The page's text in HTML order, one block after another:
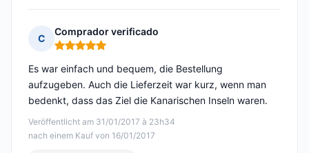
C
Comprador verificado
Hinweis: 5 von 5
Veröffentlicht am 31/01/2017 à 23h34
nach einem Kauf von 16/01/2017
Es war einfach und bequem, die Bestellung
aufzugeben. Auch die Lieferzeit war kurz, wenn man
bedenkt, dass das Ziel die Kanarischen Inseln waren.